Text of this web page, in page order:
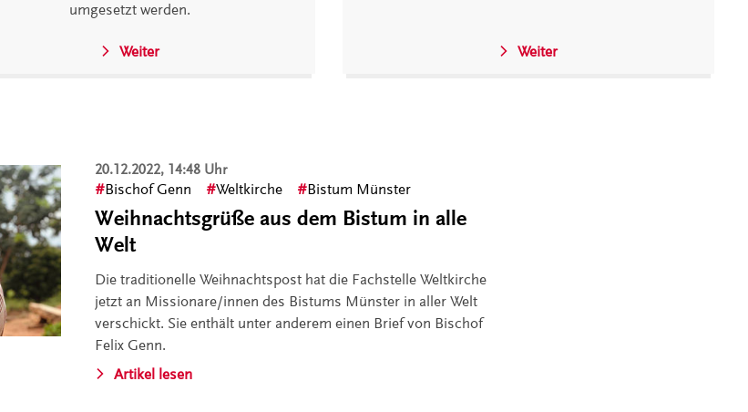
umgesetzt werden.
Weiter Weiter
20.12.2022, 14:48 Uhr
Bischof Genn Weltkirche Bistum Münster
Weihnachtsgrüße aus dem Bistum in alle
Welt
Die traditionelle Weihnachtspost hat die Fachstelle Weltkirche
jetzt an Missionare/innen des Bistums Münster in aller Welt
verschickt. Sie enthält unter anderem einen Brief von Bischof
Felix Genn.
Artikel lesen